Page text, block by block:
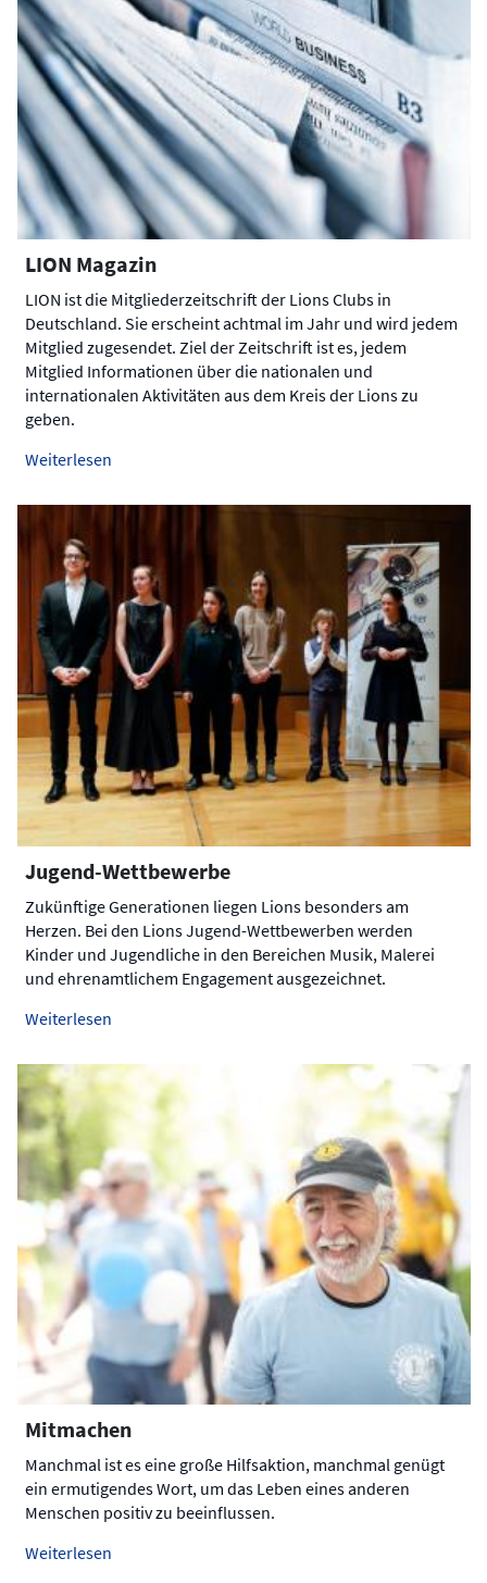
LION Magazin
LION ist die Mitgliederzeitschrift der Lions Clubs in
Deutschland. Sie erscheint achtmal im Jahr und wird jedem
Mitglied zugesendet. Ziel der Zeitschrift ist es, jedem
Mitglied Informationen über die nationalen und
internationalen Aktivitäten aus dem Kreis der Lions zu
geben.
Weiterlesen
Jugend-Wettbewerbe
Zukünftige Generationen liegen Lions besonders am
Herzen. Bei den Lions Jugend-Wettbewerben werden
Kinder und Jugendliche in den Bereichen Musik, Malerei
und ehrenamtlichem Engagement ausgezeichnet.
Weiterlesen
Mitmachen
Manchmal ist es eine große Hilfsaktion, manchmal genügt
ein ermutigendes Wort, um das Leben eines anderen
Menschen positiv zu beeinflussen.
Weiterlesen